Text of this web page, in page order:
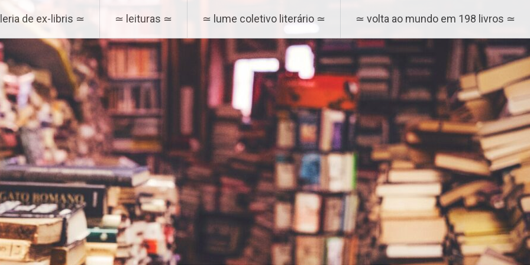
de ex-libris ≃ ≃ leituras ≃ ≃ lume coletivo literário ≃ ≃ volta ao mundo em 198 livros ≃